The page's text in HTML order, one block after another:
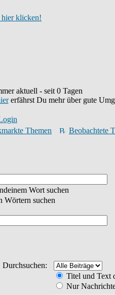
hier klicken!
aktuell - seit 0 Tagen
erfährst Du mehr über gute
Themen
Beobachtete
Wort suchen
Wörtern suchen
Durchsuchen:
Titel und Text
Nur